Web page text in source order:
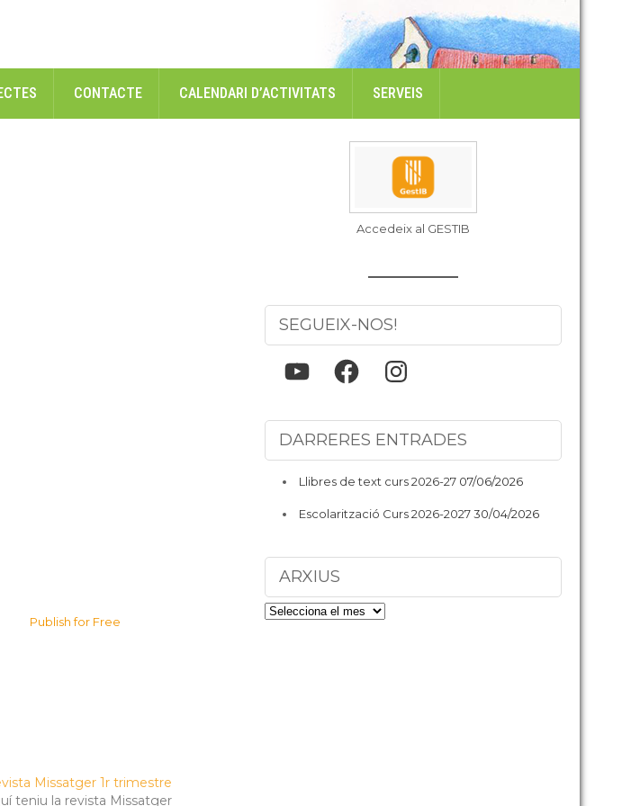
CONTACTE CALENDARI D’ACTIVITATS SERVEIS
Publish for Free
Missatger 1r trimestre
teniu la revista Missatger
Accedeix al GESTIB
SEGUEIX-NOS!
YouTube FacebookInstagram
DARRERES ENTRADES
Llibres de text curs 2026-27 07/06/2026
Escolarització Curs 2026-202730/04/2026
ARXIUS
ARXIUS